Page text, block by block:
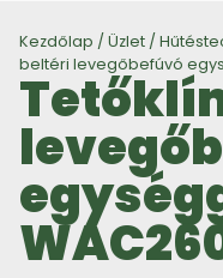
Kezdőlap / Üzlet /
beltéri levegőbefúvó